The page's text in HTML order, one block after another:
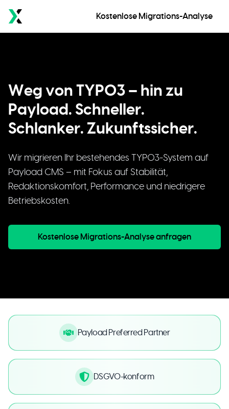
Kostenlose Migrations-Analyse
Weg von TYPO3 – hin zu
Weg von TY PO3 – hin zu
Pay oad . Sc hne er.
Sc h an ker. Zu kunftssic her.
Wir migrieren Ihr bestehendes TYPO3-System auf
Payload CMS – mit Fokus auf Stabilität,
Redaktionskomfort, Performance und niedrigere
Betriebskosten.
Kostenlose Migrations-Analyse anfragen
Payload Preferred Partner
DSGVO-konform